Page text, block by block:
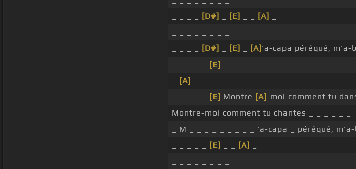
[D#] [E] [A]
[D#] [E] [A] 'a-capa péréqué, m'a-
[E]
[A]
[E] Montre [A]-moi comment tu
Montre-moi comment tu chantes _ _ _ _ _ _
_ M _ _ _ _ _ _ _ _ _ 'a-capa _ péréqué,
[E] [A]